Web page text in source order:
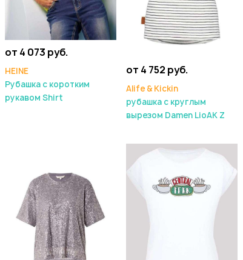
от 4 073 руб.
HEINE
Рубашка с коротким
рукавом Shirt
от 4 752 руб.
Alife & Kickin
рубашка с круглым
вырезом Damen LioAK Z